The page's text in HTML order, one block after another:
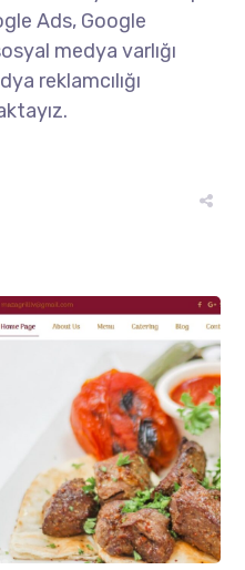
Ads, Google
medya varlığı
reklamcılığı